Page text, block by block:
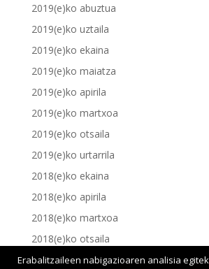
2019(e)ko abuztua
2019(e)ko uztaila
2019(e)ko ekaina
2019(e)ko maiatza
2019(e)ko apirila
2019(e)ko martxoa
2019(e)ko otsaila
2019(e)ko urtarrila
2018(e)ko ekaina
2018(e)ko apirila
2018(e)ko martxoa
2018(e)ko otsaila
2018(e)ko urtarrila
Erabalitzaileen nabigazioaren analisia